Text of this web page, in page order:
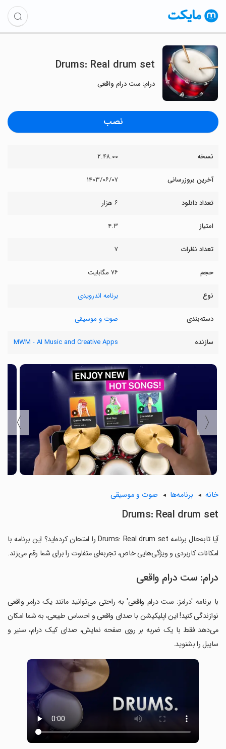
Drums: Real drum set
درام: ست درام واقعی
نصب
نسخه ۲.۴۸.۰۰
آخرین بروزرسانی ۱۴۰۳/۰۶/۰۷
تعداد دانلود ۶ هزار
امتیاز ۴.۳
تعداد نظرات ۷
حجم ۷۶ مگابایت
نوع برنامه اندرویدی
دسته‌بندی صوت و موسیقی
سازنده MWM - AI Music and Creative Apps
〈
〉
خانه برنامه‌ها صوت و موسیقی
Drums: Real drum set
آیا تابه‌حال برنامه Drums: Real drum set را امتحان کرده‌اید؟ این برنامه با
امکانات کاربردی و ویژگی‌هایی خاص، تجربه‌ای متفاوت را برای شما رقم می‌زند.
درام: ست درام واقعی
با برنامه 'درامز: ست درام واقعی' به راحتی می‌توانید مانند یک درامر واقعی
نوازندگی کنید! این اپلیکیشن با صدای واقعی و احساس طبیعی، به شما امکان
می‌دهد فقط با یک ضربه بر روی صفحه نمایش، صدای کیک درام، سنیر و
سایبل را بشنوید.